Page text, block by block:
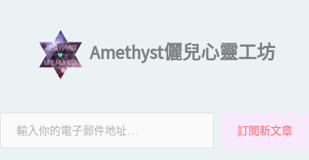
Amethyst儷兒心靈工坊
訂閱新文章